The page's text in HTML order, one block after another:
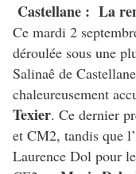
Castellane : La
Ce mardi 2
déroulée sous une
Salinaê de
chaleureusement
Texier. Ce dernier
et CM2, tandis que
Laurence Dol pour